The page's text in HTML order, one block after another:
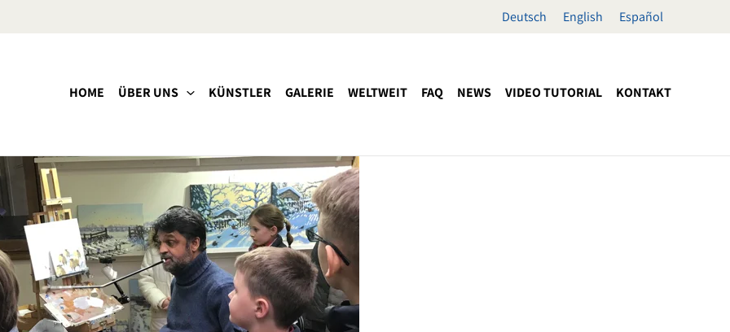
Deutsch English Español
HOME ÜBER UNS KÜNSTLER GALERIE WELTWEIT FAQ NEWS VIDEO TUTORIAL KONTAKT